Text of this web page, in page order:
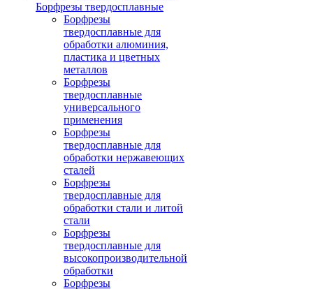
Борфрезы твердосплавные
Борфрезы
твердосплавные для
обработки алюминия,
пластика и цветных
металлов
Борфрезы
твердосплавные
универсального
применения
Борфрезы
твердосплавные для
обработки нержавеющих
сталей
Борфрезы
твердосплавные для
обработки стали и литой
стали
Борфрезы
твердосплавные для
высокопроизводительной
обработки
Борфрезы